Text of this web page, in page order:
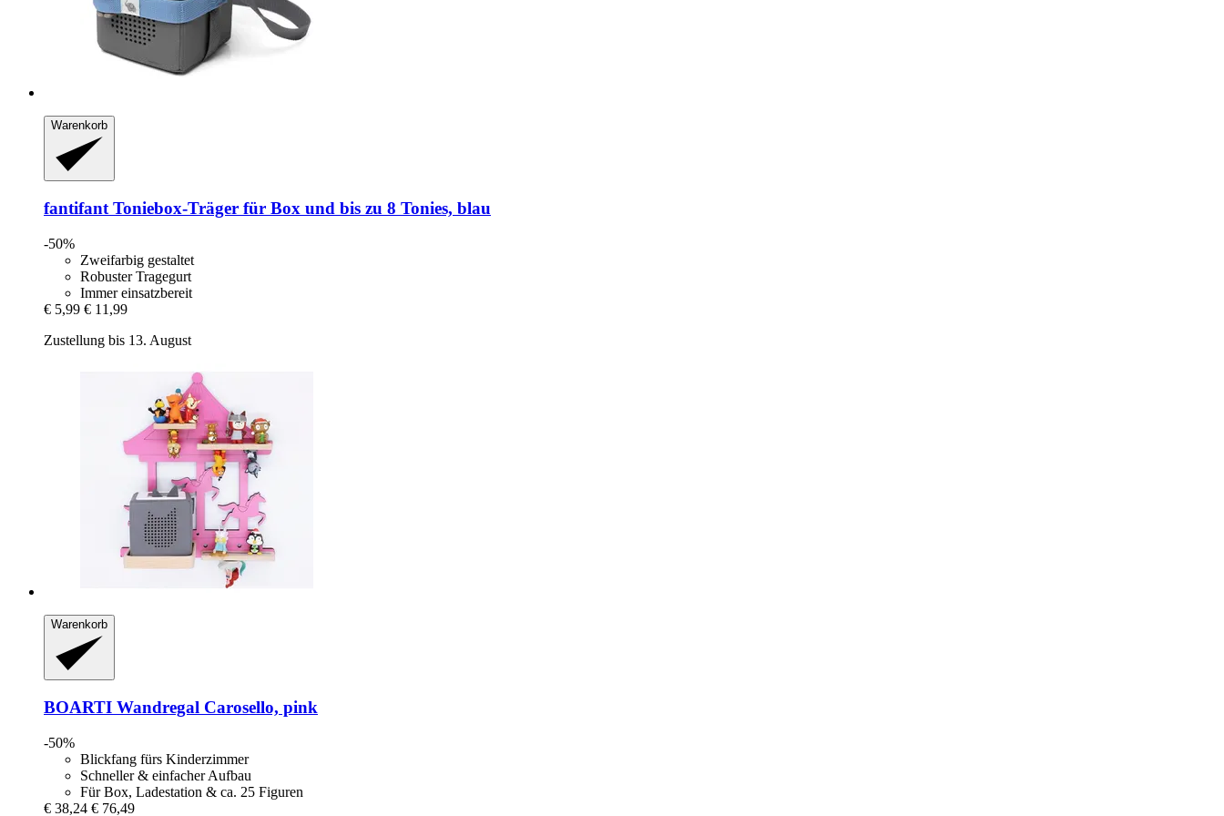
Warenkorb
fantifant Toniebox-​Träger für Box und bis zu 8 Tonies, blau
-50%
Zweifarbig gestaltet
Robuster Tragegurt
Immer einsatzbereit
€ 5,99 € 11,99
Zustellung bis 13. August
Warenkorb
BOARTI Wandregal Carosello, pink
-50%
Blickfang fürs Kinderzimmer
Schneller & einfacher Aufbau
Für Box, Ladestation & ca. 25 Figuren
€ 38,24 € 76,49